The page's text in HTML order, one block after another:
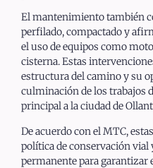
El mantenimiento también
perfilado, compactado y
el uso de equipos como
cisterna. Estas
estructura del camino y su
culminación de los trabajos
principal a la ciudad de
De acuerdo con el MTC,
política de conservación vial
permanente para garantizar